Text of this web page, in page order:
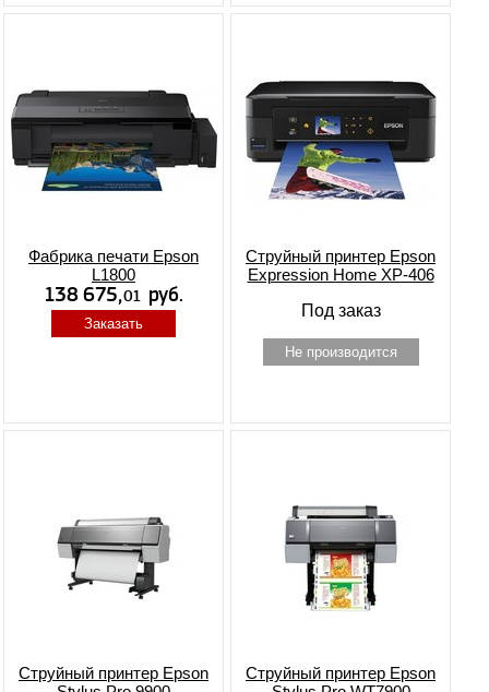
Фабрика печати Epson
L1800
Заказать
Струйный принтер Epson
Expression Home XP-406
Под заказ
Не производится
Струйный принтер Epson
Струйный принтер Epson